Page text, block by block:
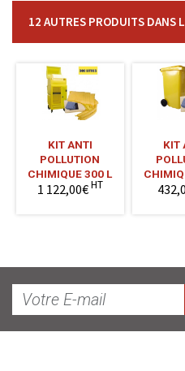
12 AUTRES PRODUITS DANS
KIT ANTI
POLLUTION
CHIMIQUE 300 L
1 122,00€HT
KIT